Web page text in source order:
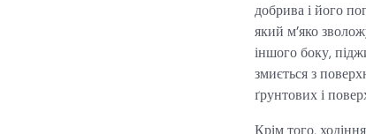
добрива і його
який м’яко
іншого боку,
змиється з
ґрунтових і
Крім того,